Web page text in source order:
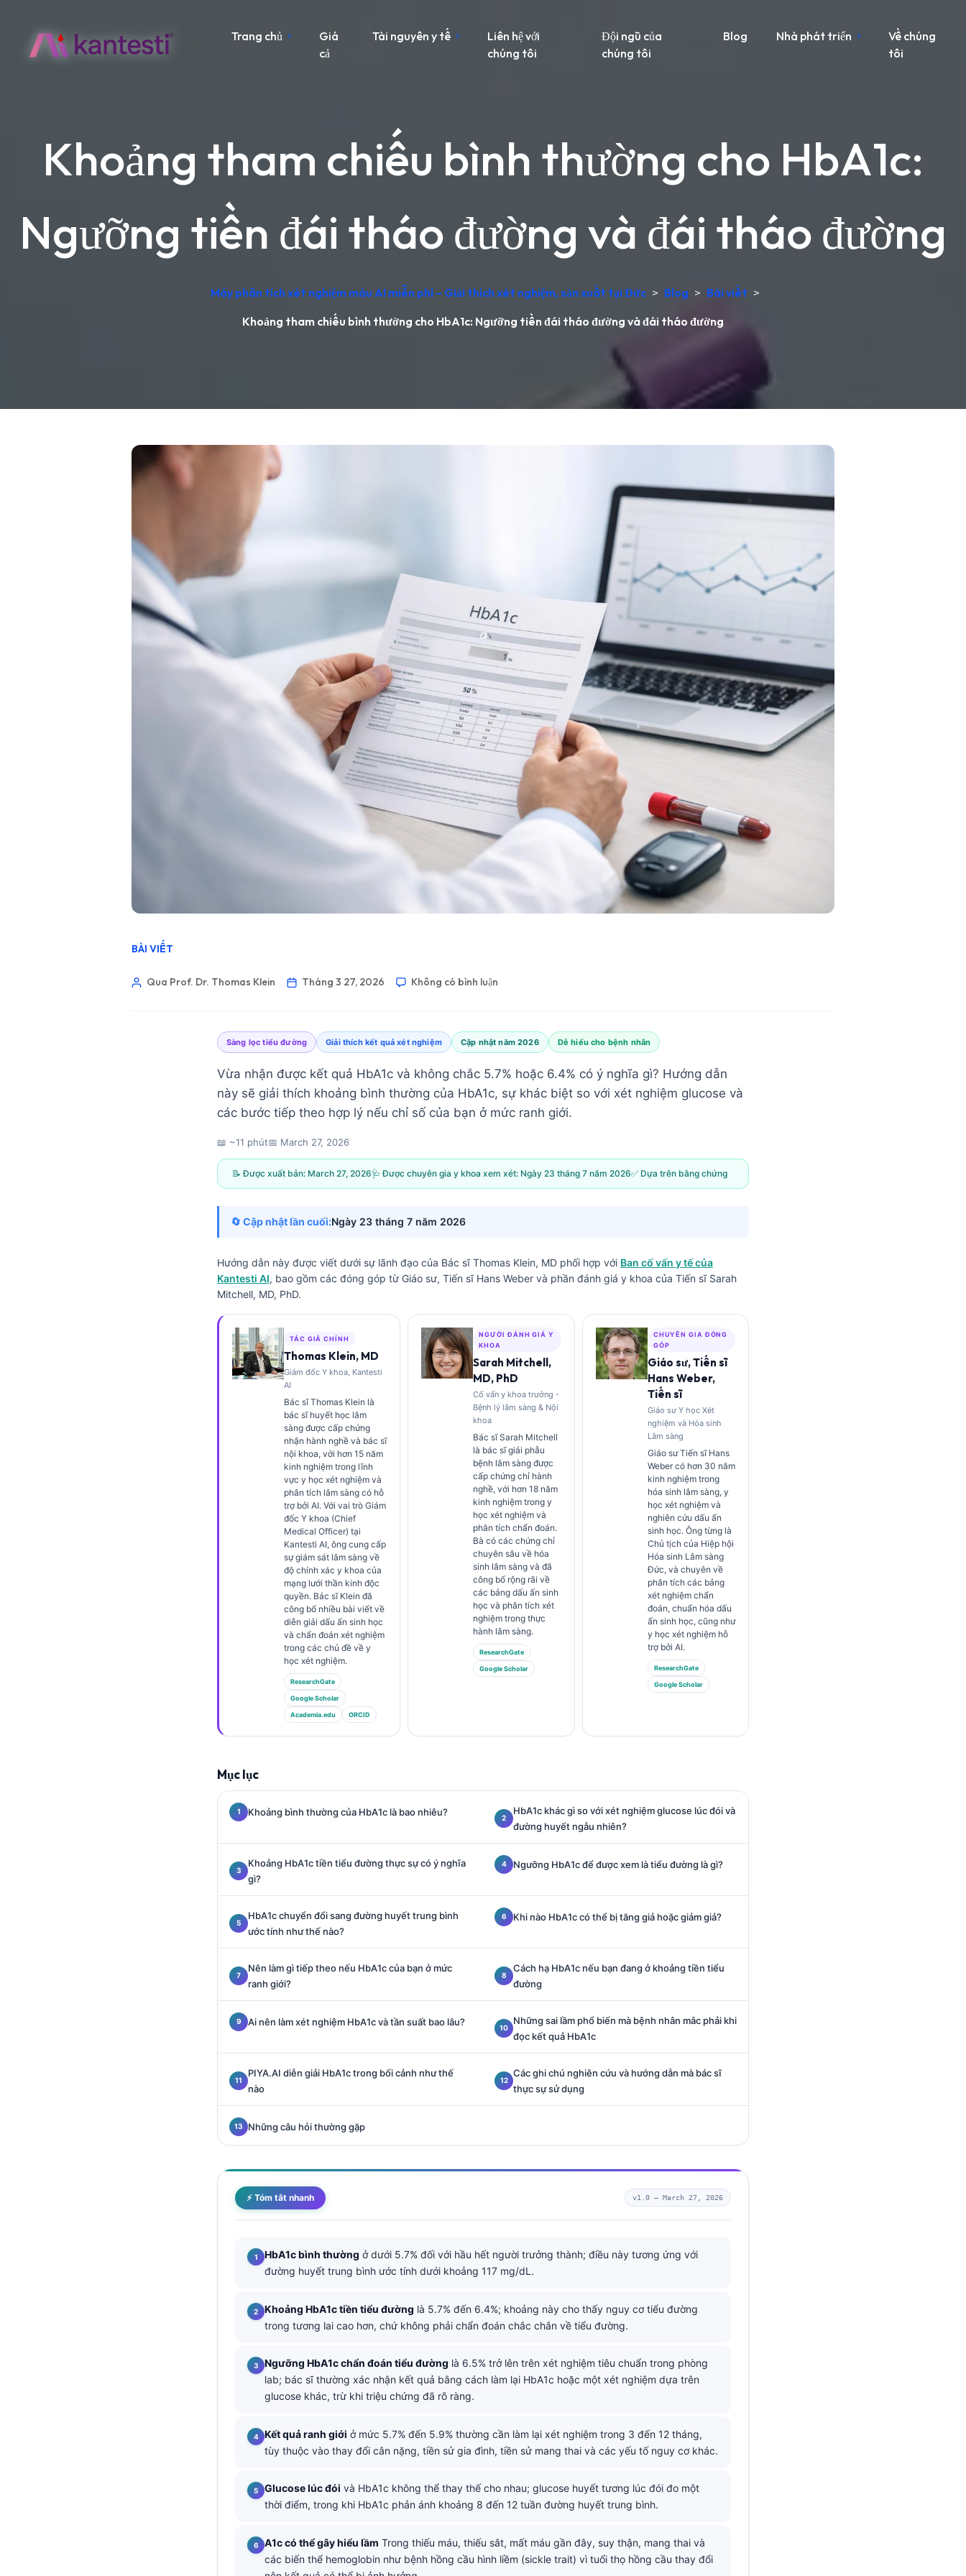
Trang chủ
Giá
cả
Tài nguyên y tế
Liên hệ với
chúng tôi
Đội ngũ của
chúng tôi
Blog Nhà phát triển
Về chúng
tôi
Khoảng tham chiếu bình thường cho HbA1c:
Ngưỡng tiền đái tháo đường và đái tháo đường
Máy phân tích xét nghiệm máu AI miễn phí – Giải thích xét nghiệm, sản xuất tại Đức > Blog > Bài viết >
Khoảng tham chiếu bình thường cho HbA1c: Ngưỡng tiền đái tháo đường và đái tháo đường
BÀI VIẾT
Qua Prof. Dr. Thomas Klein Tháng 3 27, 2026 Không có bình luận
Sàng lọc tiểu đường Giải thích kết quả xét nghiệm Cập nhật năm 2026 Dễ hiểu cho bệnh nhân
Vừa nhận được kết quả HbA1c và không chắc 5.7% hoặc 6.4% có ý nghĩa gì? Hướng dẫn
này sẽ giải thích khoảng bình thường của HbA1c, sự khác biệt so với xét nghiệm glucose và
các bước tiếp theo hợp lý nếu chỉ số của bạn ở mức ranh giới.
📖 ~11 phút📅 March 27, 2026
📝 Được xuất bản: March 27, 2026🩺 Được chuyên gia y khoa xem xét: Ngày 23 tháng 7 năm 2026✅ Dựa trên bằng chứng
🔄 Cập nhật lần cuối:Ngày 23 tháng 7 năm 2026
Hướng dẫn này được viết dưới sự lãnh đạo của Bác sĩ Thomas Klein, MD phối hợp với Ban cố vấn y tế của
Kantesti AI, bao gồm các đóng góp từ Giáo sư, Tiến sĩ Hans Weber và phần đánh giá y khoa của Tiến sĩ Sarah
Mitchell, MD, PhD.
TÁC GIẢ CHÍNH
Thomas Klein, MD
Giám đốc Y khoa, Kantesti
AI
Bác sĩ Thomas Klein là
bác sĩ huyết học lâm
sàng được cấp chứng
nhận hành nghề và bác sĩ
nội khoa, với hơn 15 năm
kinh nghiệm trong lĩnh
vực y học xét nghiệm và
phân tích lâm sàng có hỗ
trợ bởi AI. Với vai trò Giám
đốc Y khoa (Chief
Medical Officer) tại
Kantesti AI, ông cung cấp
sự giám sát lâm sàng về
độ chính xác y khoa của
mạng lưới thần kinh độc
quyền. Bác sĩ Klein đã
công bố nhiều bài viết về
diễn giải dấu ấn sinh học
và chẩn đoán xét nghiệm
trong các chủ đề về y
học xét nghiệm.
ResearchGate
Google Scholar
Academia.edu ORCID
NGƯỜI ĐÁNH GIÁ Y
KHOA
Sarah Mitchell,
MD, PhD
Cố vấn y khoa trưởng -
Bệnh lý lâm sàng & Nội
khoa
Bác sĩ Sarah Mitchell
là bác sĩ giải phẫu
bệnh lâm sàng được
cấp chứng chỉ hành
nghề, với hơn 18 năm
kinh nghiệm trong y
học xét nghiệm và
phân tích chẩn đoán.
Bà có các chứng chỉ
chuyên sâu về hóa
sinh lâm sàng và đã
công bố rộng rãi về
các bảng dấu ấn sinh
học và phân tích xét
nghiệm trong thực
hành lâm sàng.
ResearchGate
Google Scholar
CHUYÊN GIA ĐÓNG
GÓP
Giáo sư, Tiến sĩ
Hans Weber,
Tiến sĩ
Giáo sư Y học Xét
nghiệm và Hóa sinh
Lâm sàng
Giáo sư Tiến sĩ Hans
Weber có hơn 30 năm
kinh nghiệm trong
hóa sinh lâm sàng, y
học xét nghiệm và
nghiên cứu dấu ấn
sinh học. Ông từng là
Chủ tịch của Hiệp hội
Hóa sinh Lâm sàng
Đức, và chuyên về
phân tích các bảng
xét nghiệm chẩn
đoán, chuẩn hóa dấu
ấn sinh học, cũng như
y học xét nghiệm hỗ
trợ bởi AI.
ResearchGate
Google Scholar
Mục lục
Khoảng bình thường của HbA1c là bao nhiêu?
HbA1c khác gì so với xét nghiệm glucose lúc đói và
đường huyết ngẫu nhiên?
Khoảng HbA1c tiền tiểu đường thực sự có ý nghĩa
gì?
Ngưỡng HbA1c để được xem là tiểu đường là gì?
HbA1c chuyển đổi sang đường huyết trung bình
ước tính như thế nào?
Khi nào HbA1c có thể bị tăng giả hoặc giảm giả?
Nên làm gì tiếp theo nếu HbA1c của bạn ở mức
ranh giới?
Cách hạ HbA1c nếu bạn đang ở khoảng tiền tiểu
đường
Ai nên làm xét nghiệm HbA1c và tần suất bao lâu?
Những sai lầm phổ biến mà bệnh nhân mắc phải khi
đọc kết quả HbA1c
PIYA.AI diễn giải HbA1c trong bối cảnh như thế
nào
Các ghi chú nghiên cứu và hướng dẫn mà bác sĩ
thực sự sử dụng
Những câu hỏi thường gặp
⚡ Tóm tắt nhanh v1.0 — March 27, 2026
HbA1c bình thường ở dưới 5.7% đối với hầu hết người trưởng thành; điều này tương ứng với
đường huyết trung bình ước tính dưới khoảng 117 mg/dL.
Khoảng HbA1c tiền tiểu đường là 5.7% đến 6.4%; khoảng này cho thấy nguy cơ tiểu đường
trong tương lai cao hơn, chứ không phải chẩn đoán chắc chắn về tiểu đường.
Ngưỡng HbA1c chẩn đoán tiểu đường là 6.5% trở lên trên xét nghiệm tiêu chuẩn trong phòng
lab; bác sĩ thường xác nhận kết quả bằng cách làm lại HbA1c hoặc một xét nghiệm dựa trên
glucose khác, trừ khi triệu chứng đã rõ ràng.
Kết quả ranh giới ở mức 5.7% đến 5.9% thường cần làm lại xét nghiệm trong 3 đến 12 tháng,
tùy thuộc vào thay đổi cân nặng, tiền sử gia đình, tiền sử mang thai và các yếu tố nguy cơ khác.
Glucose lúc đói và HbA1c không thể thay thế cho nhau; glucose huyết tương lúc đói đo một
thời điểm, trong khi HbA1c phản ánh khoảng 8 đến 12 tuần đường huyết trung bình.
A1c có thể gây hiểu lầm Trong thiếu máu, thiếu sắt, mất máu gần đây, suy thận, mang thai và
các biến thể hemoglobin như bệnh hồng cầu hình liềm (sickle trait) vì tuổi thọ hồng cầu thay đổi